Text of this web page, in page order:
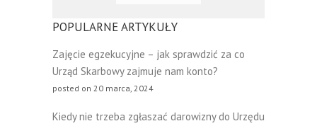
POPULARNE ARTYKUŁY
Zajęcie egzekucyjne – jak sprawdzić za co
Urząd Skarbowy zajmuje nam konto?
posted on 20 marca, 2024
Kiedy nie trzeba zgłaszać darowizny do Urzędu